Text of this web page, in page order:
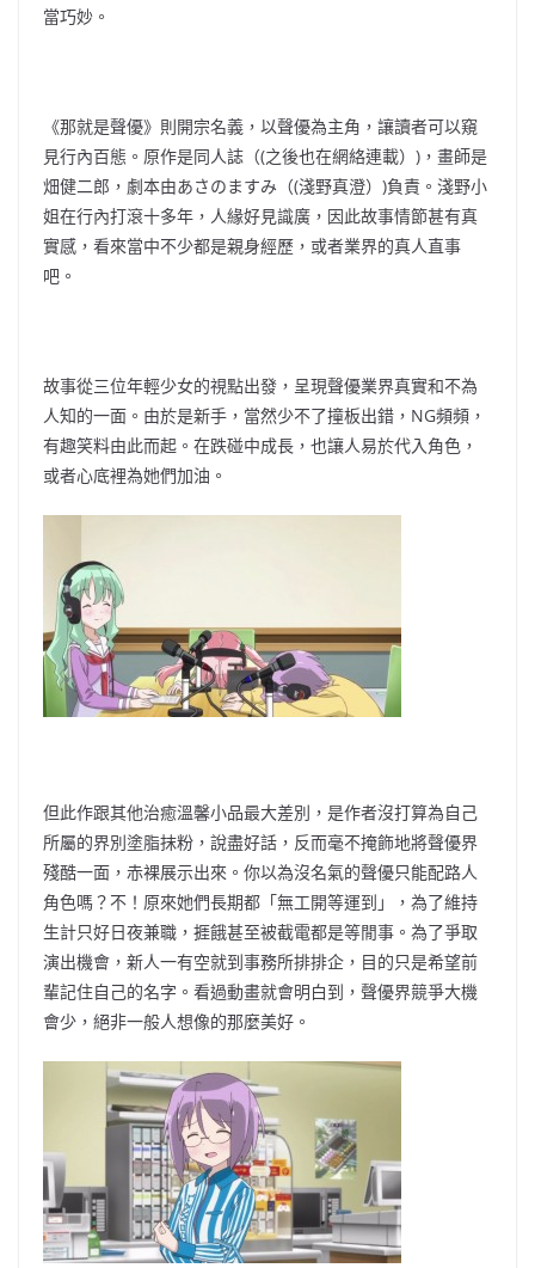
當巧妙。
《那就是聲優》則開宗名義，以聲優為主角，讓讀者可以窺
見行內百態。原作是同人誌（(之後也在網絡連載）)，畫師是
畑健二郎，劇本由あさのますみ（(淺野真澄）)負責。淺野小
姐在行內打滾十多年，人緣好見識廣，因此故事情節甚有真
實感，看來當中不少都是親身經歷，或者業界的真人直事
吧。
故事從三位年輕少女的視點出發，呈現聲優業界真實和不為
人知的一面。由於是新手，當然少不了撞板出錯，NG頻頻，
有趣笑料由此而起。在跌碰中成長，也讓人易於代入角色，
或者心底裡為她們加油。
但此作跟其他治癒溫馨小品最大差別，是作者沒打算為自己
所屬的界別塗脂抹粉，說盡好話，反而毫不掩飾地將聲優界
殘酷一面，赤裸展示出來。你以為沒名氣的聲優只能配路人
角色嗎？不！原來她們長期都「無工開等運到」，為了維持
生計只好日夜兼職，捱餓甚至被截電都是等閒事。為了爭取
演出機會，新人一有空就到事務所排排企，目的只是希望前
輩記住自己的名字。看過動畫就會明白到，聲優界競爭大機
會少，絕非一般人想像的那麼美好。